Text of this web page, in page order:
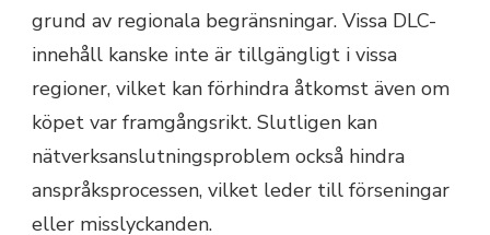
grund av regionala begränsningar. Vissa DLC-
innehåll kanske inte är tillgängligt i vissa
regioner, vilket kan förhindra åtkomst även om
köpet var framgångsrikt. Slutligen kan
nätverksanslutningsproblem också hindra
anspråksprocessen, vilket leder till förseningar
eller misslyckanden.